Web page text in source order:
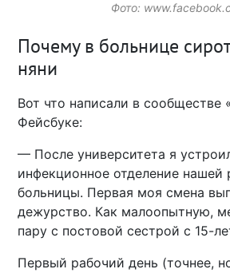
Фото:
Почему в больнице
няни
Вот что написали в сообществе
Фейсбуке:
— После университета я
инфекционное отделение нашей
больницы. Первая моя смена
дежурство. Как малоопытную,
пару с постовой сестрой с 15-
Первый рабочий день (точнее,